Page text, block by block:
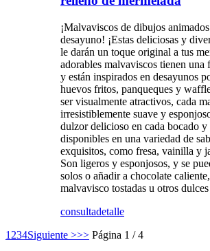
¡Malvaviscos de dibujos
desayuno! ¡Estas deliciosas y
le darán un toque original a tus
adorables malvaviscos tienen una
y están inspirados en desayunos
huevos fritos, panqueques y
ser visualmente atractivos, cada
irresistiblemente suave y
dulzor delicioso en cada bocado y
disponibles en una variedad de
exquisitos, como fresa, vainilla y
Son ligeros y esponjosos, y se
solos o añadir a chocolate
malvavisco tostadas u otros
consultadetalle
1 234Siguiente >>> Página 1 / 4